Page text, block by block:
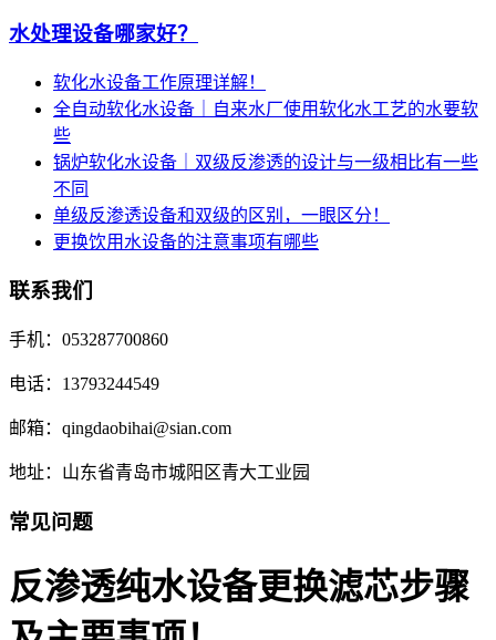
水处理设备哪家好？
软化水设备工作原理详解！
全自动软化水设备｜自来水厂使用软化水工艺的水要软
些
锅炉软化水设备｜双级反渗透的设计与一级相比有一些
不同
单级反渗透设备和双级的区别，一眼区分！
更换饮用水设备的注意事项有哪些
联系我们
手机：053287700860
电话：13793244549
邮箱：qingdaobihai@sian.com
地址：山东省青岛市城阳区青大工业园
常见问题
反渗透纯水设备更换滤芯步骤